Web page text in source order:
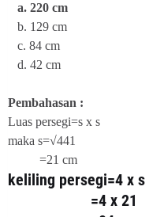
a. 220 cm
b. 129 cm
c. 84 cm
d. 42 cm
Pembahasan :
Luas persegi=s x s
maka s=√441
=21 cm
keliling persegi=4 x s
=4 x 21